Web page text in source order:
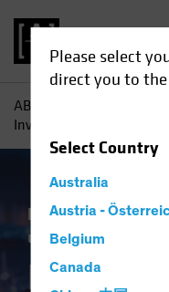
Please select
direct you to
SelectCountry
Australia
Austria -
Belgium
Canada
AB
Investitionsboom ist
Künstliche
und Innovation
KI-